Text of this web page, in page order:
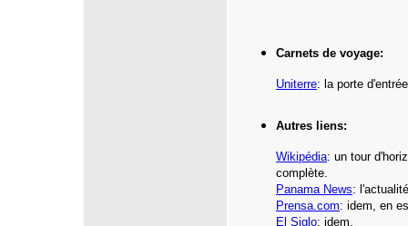
Carnets de voyage:
Uniterre: la porte
Autres liens:
Wikipédia: un tour
complète.
Panama News:
Prensa.com: idem, en
El Siglo: idem.